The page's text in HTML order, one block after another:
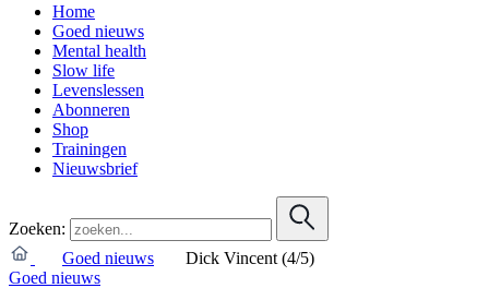
Home
Goed nieuws
Mental health
Slow life
Levenslessen
Abonneren
Shop
Trainingen
Nieuwsbrief
Zoeken:
Goed nieuws
Dick Vincent (4/5)
Goed nieuws